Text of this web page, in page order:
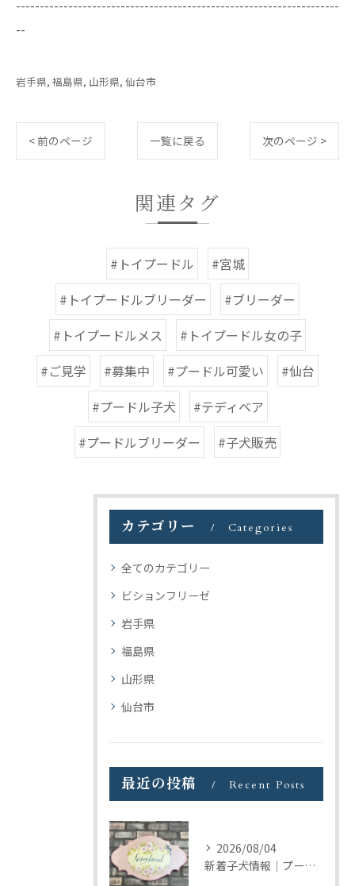
--------------------------------------------------------------------
--
岩手県 福島県 山形県 仙台市
< 前のページ 一覧に戻る 次のページ >
関連タグ
#トイプードル
#宮城
#トイプードルブリーダー
#ブリーダー
#トイプードルメス
#トイプードル女の子
#ご見学
#募集中 #プードル可愛い
#仙台
#プードル子犬
#テディベア
#プードルブリーダー
#子犬販売
カテゴリー Categories
全てのカテゴリー
ビションフリーゼ
岩手県
福島県
山形県
仙台市
最近の投稿 Recent Posts
2026/08/04
新着子犬情報｜プードル＆ビションプーの募集をまとめて開始しました